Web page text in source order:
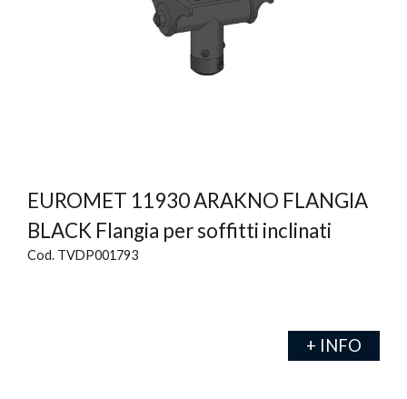
EUROMET 11930 ARAKNO FLANGIA
BLACK Flangia per soffitti inclinati
Cod. TVDP001793
+ INFO